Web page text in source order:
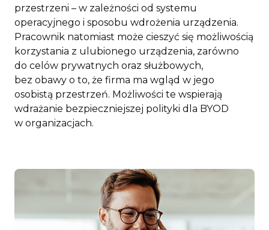
przestrzeni – w zależności od systemu
operacyjnego i sposobu wdrożenia urządzenia.
Pracownik natomiast może cieszyć się możliwością
korzystania z ulubionego urządzenia, zarówno
do celów prywatnych oraz służbowych,
bez obawy o to, że firma ma wgląd w jego
osobistą przestrzeń. Możliwości te wspierają
wdrażanie bezpieczniejszej polityki dla BYOD
w organizacjach.